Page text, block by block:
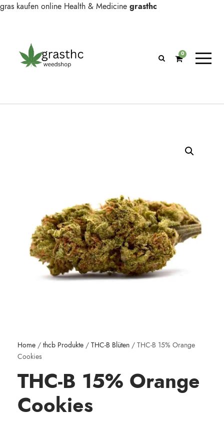
gras kaufen online Health & Medicine grasthc
0
Home / thcb Produkte / THC-B Blüten / THC-B 15% Orange
Cookies
THC-B 15% Orange
Cookies